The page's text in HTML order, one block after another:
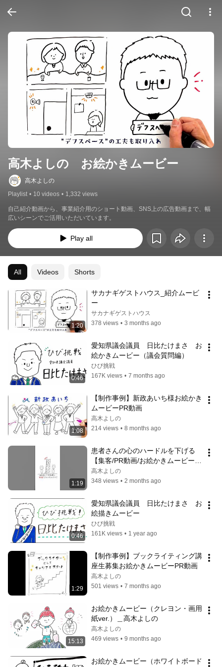
高木よしの　お絵かきムービー
高木よしの
Playlist • 10 videos • 1,332 views
自己紹介動画から、事業紹介用のショート動画、SNS上の広告動画まで、幅
広いシーンでご活用いただいています。
Play all
All Videos Shorts
1:20
サカナギゲストハウス_紹介ムービ
ー
サカナギゲストハウス
378 views • 3 months ago
0:46
愛知県議会議員　日比たけまさ　お
絵かきムービー（議会質問編）
ひび挑戦
167K views • 7 months ago
1:08
【制作事例】新政あいち様お絵かき
ムービーPR動画
高木よしの
214 views • 8 months ago
1:19
患者さんの心のハードルを下げる
【集客/PR動画/お絵かきムービー
®】
高木よしの
348 views • 2 months ago
0:46
愛知県議会議員　日比たけまさ　お
絵描きムービー
ひび挑戦
161K views • 1 year ago
1:29
【制作事例】ブックライティング講
座生募集お絵かきムービーPR動画
高木よしの
501 views • 7 months ago
15:13
お絵かきムービー（クレヨン・画用
紙ver.）＿高木よしの
高木よしの
469 views • 9 months ago
お絵かきムービー（ホワイトボード